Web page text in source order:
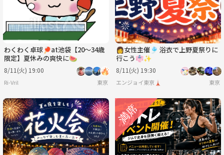
わくわく卓球🏓at池袋【20〜34歳
限定】夏休みの爽快に🍉
8/11(火) 19:00
Ri-Vril 東京
👩女性主催🎐 浴衣で上野夏祭りに
行こう👘✨
8/11(火) 19:30
エンジョイ東京🗼 東京